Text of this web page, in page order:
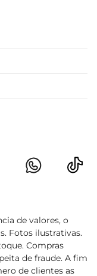
de valores, o
Fotos ilustrativas.
Compras
de fraude. A fim
de clientes as